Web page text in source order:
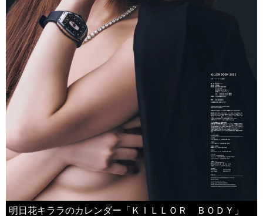
明日花キララのカレンダー「ＫＩＬＬＯＲ ＢＯＤＹ」